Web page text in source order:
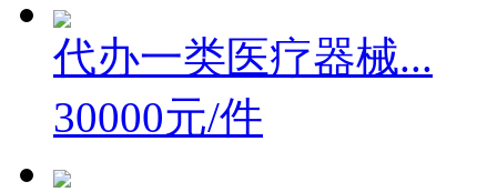
代办一类医疗器械...
30000元/件